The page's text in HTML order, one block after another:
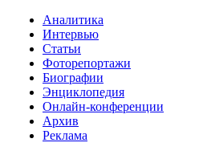
Аналитика
Интервью
Статьи
Фоторепортажи
Биографии
Энциклопедия
Онлайн-конференции
Архив
Реклама